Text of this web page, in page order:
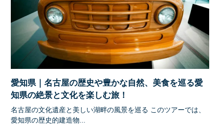
愛知県｜名古屋の歴史や豊かな自然、美食を巡る愛
知県の絶景と文化を楽しむ旅！
名古屋の文化遺産と美しい湖畔の風景を巡る このツアーでは、
愛知県の歴史的建造物...